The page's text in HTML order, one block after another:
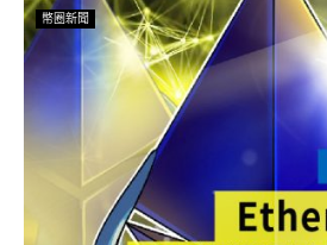
幣圈新聞